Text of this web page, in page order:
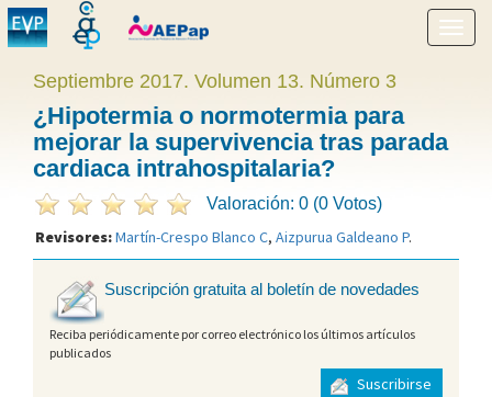
menú
Septiembre 2017. Volumen 13. Número 3
¿Hipotermia o normotermia para
mejorar la supervivencia tras parada
cardiaca intrahospitalaria?
Valoración: 0 (0 Votos)
Revisores:Martín-Crespo Blanco C, Aizpurua Galdeano P.
Suscripción gratuita al boletín de novedades
Reciba periódicamente por correo electrónico los últimos artículos
publicados
Suscribirse